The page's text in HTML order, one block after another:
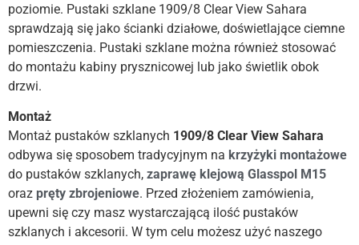
poziomie. Pustaki szklane 1909/8 Clear View Sahara
sprawdzają się jako ścianki działowe, doświetlające ciemne
pomieszczenia. Pustaki szklane można również stosować
do montażu kabiny prysznicowej lub jako świetlik obok
drzwi.
Montaż
Montaż pustaków szklanych 1909/8 Clear View Sahara
odbywa się sposobem tradycyjnym na krzyżyki montażowe
do pustaków szklanych, zaprawę klejową Glasspol M15
oraz pręty zbrojeniowe. Przed złożeniem zamówienia,
upewni się czy masz wystarczającą ilość pustaków
szklanych i akcesorii. W tym celu możesz użyć naszego